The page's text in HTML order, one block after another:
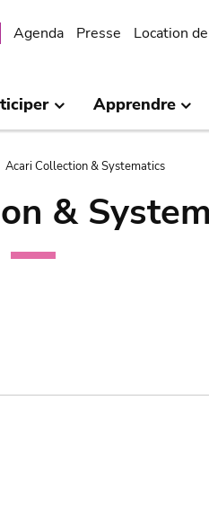
Agenda Presse Location
Apprendre
Acari Collection & Systematics
&